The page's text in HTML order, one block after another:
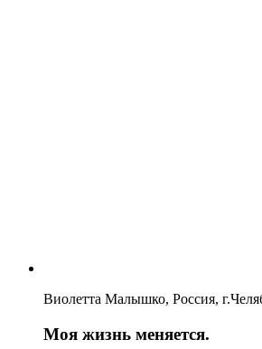
Виолетта Малышко, Россия,
Моя жизнь меняется.